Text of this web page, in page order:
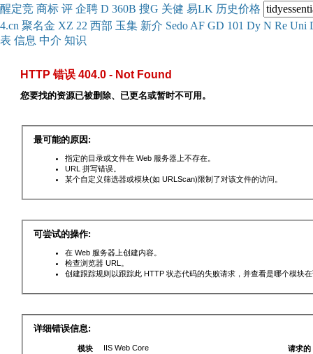
醒定竞 商标 评 企聘 D 360B 搜G 关健 易LK 历史价格
4.cn 聚名金 XZ 22 西部 玉集 新介 Sedo AF GD 101 Dy N Re Uni
表 信息 中介 知识